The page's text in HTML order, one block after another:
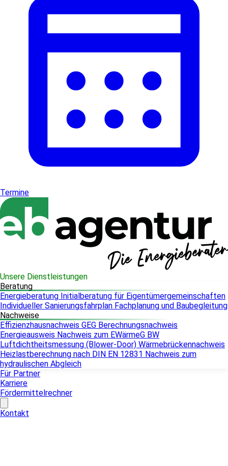
Termine
Unsere Dienstleistungen
Beratung
Energieberatung Initialberatung für Eigentümergemeinschaften
Individueller Sanierungsfahrplan Fachplanung und Baubegleitung
Nachweise
Effizienzhausnachweis GEG Berechnungsnachweis
Energieausweis Nachweis zum EWärmeG BW
Luftdichtheitsmessung (Blower-Door) Wärmebrückennachweis
Heizlastberechnung nach DIN EN 12831 Nachweis zum
hydraulischen Abgleich
Für Partner
Karriere
Fördermittelrechner
Kontakt